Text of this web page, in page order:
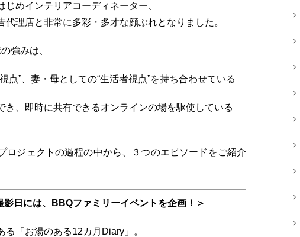
めインテリアコーディネーター、
理店と非常に多彩・多才な顔ぶれとなりました。
強みは、
点”、妻・母としての“生活者視点”を持ち合わせている
、即時に共有できるオンラインの場を駆使している
ロジェクトの過程の中から、３つのエピソードをご紹介
日には、BBQファミリーイベントを企画！＞
「お湯のある12カ月Diary」。